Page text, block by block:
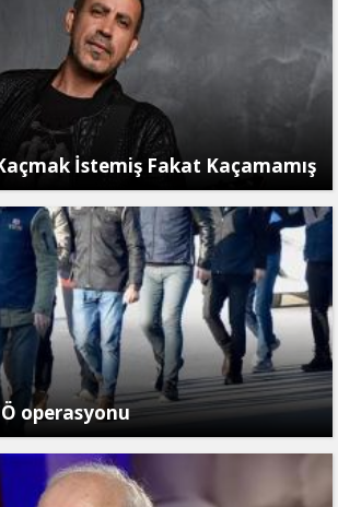
İstemiş Fakat Kaçamamış
operasyonu